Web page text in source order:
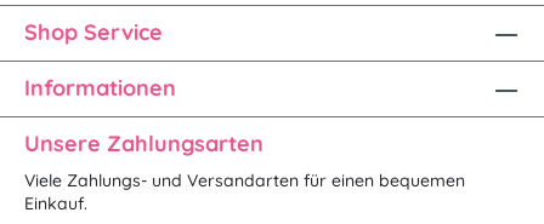
Shop Service
Informationen
Unsere Zahlungsarten
Viele Zahlungs- und Versandarten für einen bequemen
Einkauf.